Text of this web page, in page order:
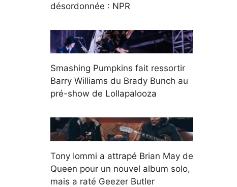
désordonnée : NPR
Smashing Pumpkins fait ressortir
Barry Williams du Brady Bunch au
pré-show de Lollapalooza
Tony Iommi a attrapé Brian May de
Queen pour un nouvel album solo,
mais a raté Geezer Butler